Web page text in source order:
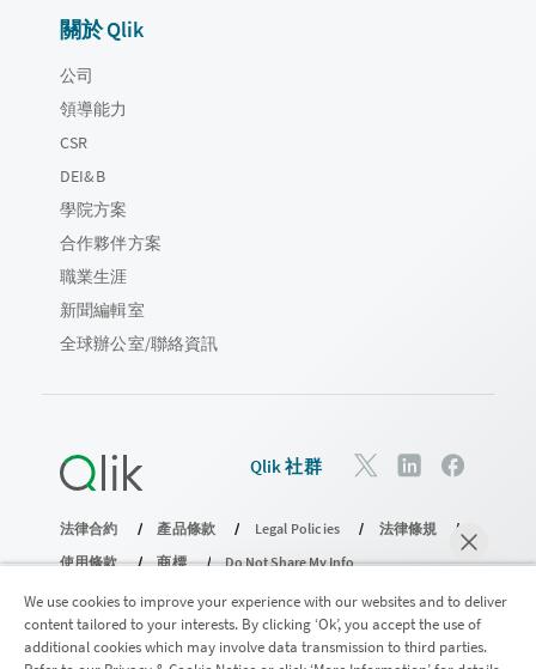
關於 Qlik
公司
領導能力
CSR
DEI&B
學院方案
合作夥伴方案
職業生涯
新聞編輯室
全球辦公室/聯絡資訊
Qlik 社群
法律合約 產品條款 Legal Policies
法律條規
使用條款
商標
Do Not Share My Info
© 1993-2026 QlikTech International AB。保留所有權利。
We use cookies to improve your experience with our websites and to deliver
content tailored to your interests. By clicking ‘Ok’, you accept the use of
additional cookies which may involve data transmission to third parties.